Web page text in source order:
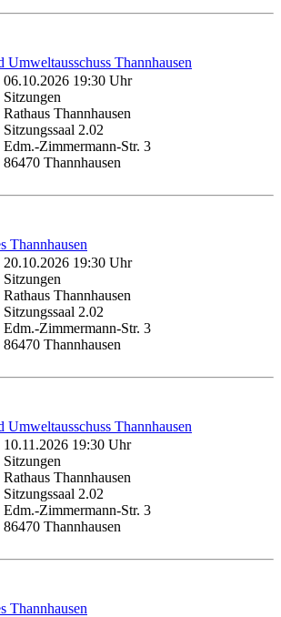
Umweltausschuss Thannhausen
06.10.2026 19:30 Uhr
Sitzungen
Rathaus Thannhausen
Sitzungssaal 2.02
Edm.-Zimmermann-Str. 3
86470 Thannhausen
Thannhausen
20.10.2026 19:30 Uhr
Sitzungen
Rathaus Thannhausen
Sitzungssaal 2.02
Edm.-Zimmermann-Str. 3
86470 Thannhausen
Umweltausschuss Thannhausen
10.11.2026 19:30 Uhr
Sitzungen
Rathaus Thannhausen
Sitzungssaal 2.02
Edm.-Zimmermann-Str. 3
86470 Thannhausen
Thannhausen